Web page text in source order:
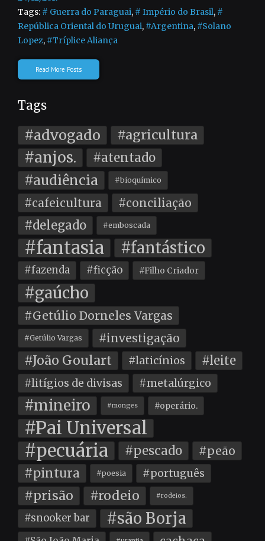
Tags: # Guerra do Paraguai, # Império do Brasil, #
República Oriental do Uruguai, #Argentina, #Solano
Lopez, #Tríplice Aliança
Read More Posts
Tags
#advogado #agricultura
#anjos. #atentado
#audiência #bioquímico
#cafeicultura #conciliação
#delegado #emboscada
#fantasia #fantástico
#fazenda #ficção #Filho Criador
#gaúcho
#Getúlio Dorneles Vargas
#Getúlio Vargas #investigação
#João Goulart #laticínios #leite
#litígios de divisas #metalúrgico
#mineiro #monges #operário.
#Pai Universal
#pecuária
#pescado #peão
#pintura #poesia #português
#prisão #rodeio #rodeios.
#snooker bar #são Borja